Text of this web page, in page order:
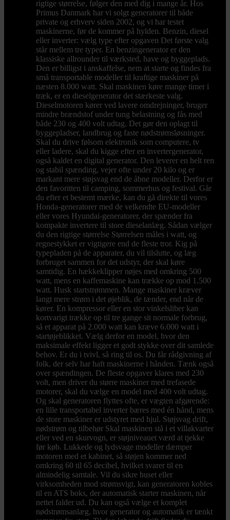
rigtige størrelse, følger den med dig i mange år. Hos
Primus Danmark har vi solgt generatorer til både
private og erhverv siden 2002, og vi har testet
maskinerne, før de kommer på hylden. Benzin, diesel
eller inverter: vælg type efter opgaven Det første valg
står mellem tre typer. En benzingenerator er den
klassiske allrounder til værksted, have og byggeplads.
Den er billigst i anskaffelse, nem at starte og findes fra
små transportable modeller til kraftige maskiner på
næsten 8.000 watt. Skal maskinen køre mange timer i
træk, er en dieselgenerator det stærkeste valg.
Dieselmotoren kører ved lavere omdrejninger, bruger
mindre brændstof under tung belastning og fås med
både 230 og 400 volt udtag. Det gør den oplagt til
byggepladser, landbrug og faste nødstrømsløsninger.
Skal du drive følsom elektronik som computere, tv
eller ladere, skal du kigge efter en invertergenerator,
også kaldet en digital generator. Den leverer en helt ren
og stabil spænding, vejer ofte under 20 kilo og er
markant mere støjsvag end de åbne modeller. Derfor er
den favoritten til camping, sommerhus og festival. Går
du efter et bestemt mærke, kan du gå direkte til vores
Honda-generatorer med de velkendte EU-modeller
eller vores Hyundai-generatorer, der spænder fra
kompakte invertere til store dieselanlæg. Sådan vælger
du den rigtige størrelse Størrelsen måles i watt, og
regnestykket er vigtigere end de fleste tror. Kig på
typepladen på de apparater, du vil tilslutte, og læg
forbruget sammen for det udstyr, der skal køre
samtidig. En hækkeklipper nøjes med omkring 500
watt, mens en kaffemaskine kan trække op mod 1.500
watt. Husk startstrømmen. Mange maskiner kræver
langt mere strøm i det øjeblik, de tænder, end når de
kører. En kompressor eller en stor vinkelsliber kan
kortvarigt trække op til tre gange sit normale forbrug,
så et apparat på 2.000 watt kan kræve 6.000 watt i
startøjeblikket. Vælg derfor en model, hvor den
maksimale effekt ligger et godt stykke over dit samlede
behov. Er du i tvivl, så ring til os. Du får rådgivning af
folk, der selv har haft maskinerne i hånden. Tænk også
over spændingen. De fleste opgaver klares med 230
volt, men driver du større maskiner med trefasede
motorer, skal du vælge en model med 400 volt udtag.
Og skal generatoren flyttes ofte, er vægten afgørende:
en lille transportabel inverter bæres med én hånd, mens
de store maskiner er udstyret med hjul. Støjsvag drift,
nødstrøm og tilbehør Skal maskinen stå i et villakvarter
eller ved en skurvogn, er støjniveauet værd at tjekke
før køb. Lukkede og lydsvage modeller dæmper
motoren med et kabinet, så støjen kommer ned
omkring 60 til 65 decibel, hvilket svarer til en
almindelig samtale. Vil du sikre huset eller
virksomheden mod strømsvigt, kan generatoren kobles
til en ATS boks, der automatisk starter maskinen, når
nettet falder ud. Du kan også vælge et komplet
nødstrømsanlæg, hvor generator og automatik er tænkt